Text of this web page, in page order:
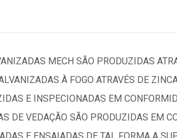
MECH SÃO PRODUZIDAS
À FOGO ATRAVÉS DE
E INSPECIONADAS EM
DE VEDAÇÃO SÃO PRODUZIDAS EM